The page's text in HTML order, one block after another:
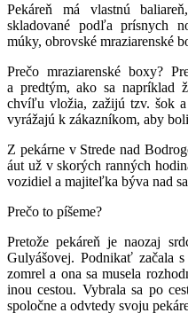
Pekáreň má vlastnú
skladované podľa prísnych
múky, obrovské mraziarenské
Prečo mraziarenské boxy?
a predtým, ako sa napríklad
chvíľu vložia, zažijú tzv. šok
vyrážajú k zákazníkom, aby
Z pekárne v Strede nad
áut už v skorých ranných
vozidiel a majiteľka býva nad
Prečo to píšeme?
Pretože pekáreň je naozaj
Gulyášovej. Podnikať začala
zomrel a ona sa musela
inou cestou. Vybrala sa po
spoločne a odvtedy svoju